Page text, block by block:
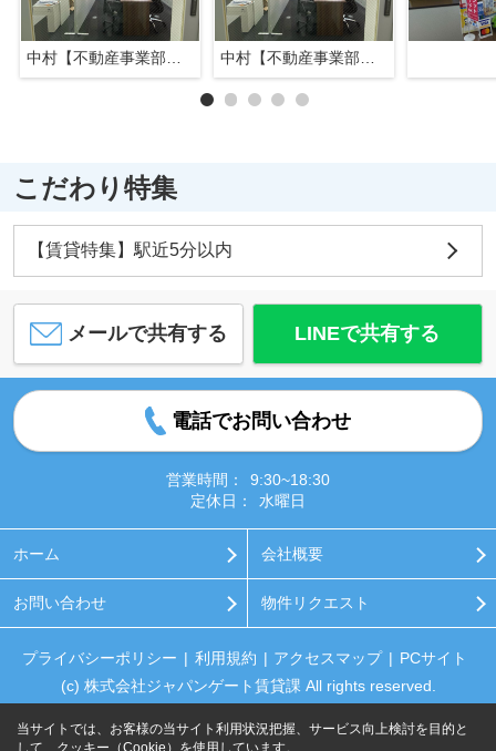
中村【不動産事業部長】 中村【不動産事業部長】
こだわり特集
【賃貸特集】駅近5分以内
メールで共有する LINEで共有する
電話でお問い合わせ
営業時間：
9:30~18:30
定休日：
水曜日
ホーム 会社概要
お問い合わせ 物件リクエスト
プライバシーポリシー 利用規約 アクセスマップ
PCサイト
(c) 株式会社ジャパンゲート賃貸課 All rights reserved.
当サイトでは、お客様の当サイト利用状況把握、サービス向上検討を目的と
して、クッキー（Cookie）を使用しています。